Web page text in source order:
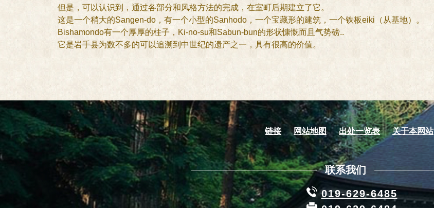
但是，可以认识到，通过各部分和风格方法的完成，在室町后期建立了它。
这是一个稍大的Sangen-do，有一个小型的Sanhodo，一个宝藏形的建筑，一个铁板eiki（从基地）。
Bishamondo有一个厚厚的柱子，Ki-no-su和Sabun-bun的形状慷慨而且气势磅..
它是岩手县为数不多的可以追溯到中世纪的遗产之一，具有很高的价值。
链接 网站地图 出处一览表 关于本网站
联系我们
019-629-6485